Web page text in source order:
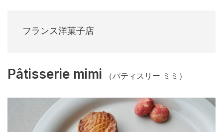
フランス洋菓子店
Pâtisserie mimi （パティスリー ミミ）